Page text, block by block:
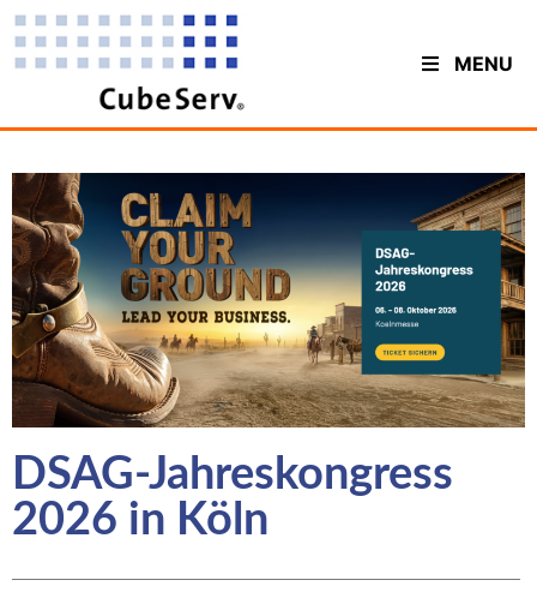
MENU
DSAG-Jahreskongress
2026 in Köln